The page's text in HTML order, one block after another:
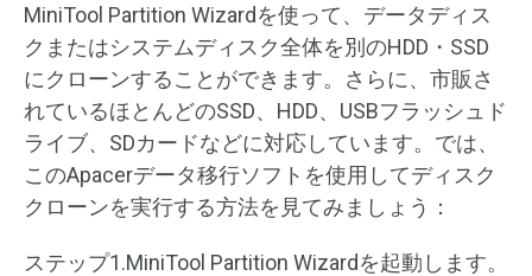
MiniTool Partition Wizardを使って、データディス
クまたはシステムディスク全体を別のHDD・SSD
にクローンすることができます。さらに、市販さ
れているほとんどのSSD、HDD、USBフラッシュド
ライブ、SDカードなどに対応しています。では、
このApacerデータ移行ソフトを使用してディスク
クローンを実行する方法を見てみましょう：
ステップ1.MiniTool Partition Wizardを起動します。